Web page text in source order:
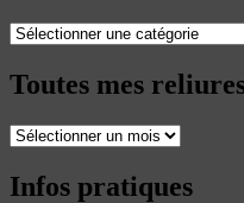
Catégories
Toutes mes
Toutes
reliures
Infos pratiques